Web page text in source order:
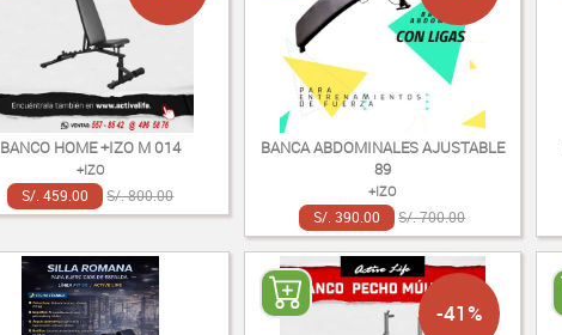
BANCO HOME +IZO M 014
+IZO
S/. 459.00 S/. 800.00
BANCA ABDOMINALES AJUSTABLE
89
+IZO
S/. 390.00 S/. 700.00
-41%